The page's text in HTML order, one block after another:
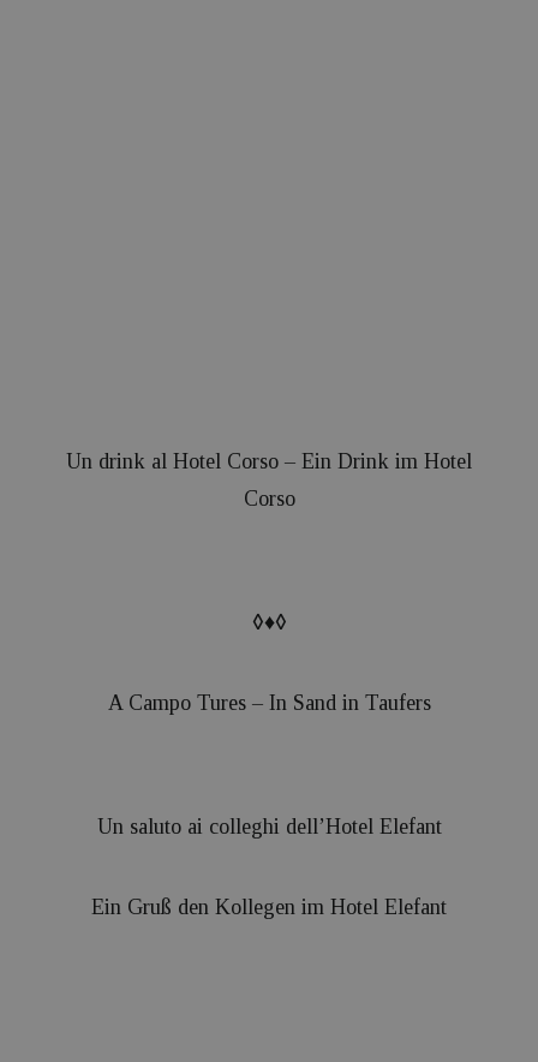
Un drink al Hotel Corso – Ein Drink im Hotel
Corso
◊♦◊
A Campo Tures – In Sand in Taufers
Un saluto ai colleghi dell’Hotel Elefant
Ein Gruß den Kollegen im Hotel Elefant